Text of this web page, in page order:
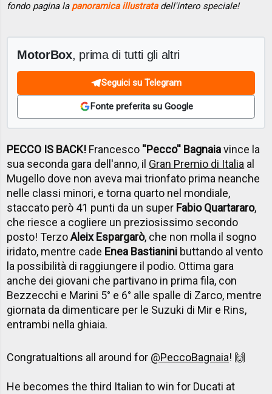
fondo pagina la panoramica illustratadell'intero speciale!
MotorBox, prima di tutti gli altri
Seguici su Telegram
Fonte preferita su Google
PECCO IS BACK! Francesco ''Pecco'' Bagnaiavince la
sua seconda gara dell'anno, il Gran Premio di Italia al
Mugello dove non aveva mai trionfato prima neanche
nelle classi minori, e torna quarto nel mondiale,
staccato però 41 punti da un super Fabio Quartararo,
che riesce a cogliere un preziosissimo secondo
posto! TerzoAleix Espargarò, che non molla il sogno
iridato, mentre cade Enea Bastianini buttando al vento
la possibilità di raggiungere il podio. Ottima gara
anche dei giovani che partivano in prima fila, con
Bezzecchi e Marini 5° e 6° alle spalle di Zarco, mentre
giornata da dimenticare per le Suzuki di Mir e Rins,
entrambi nella ghiaia.
Congratualtions all around for @PeccoBagnaia! 🙌
He becomes the third Italian to win for Ducati at